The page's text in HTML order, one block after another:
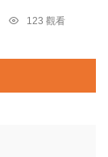
123 觀看